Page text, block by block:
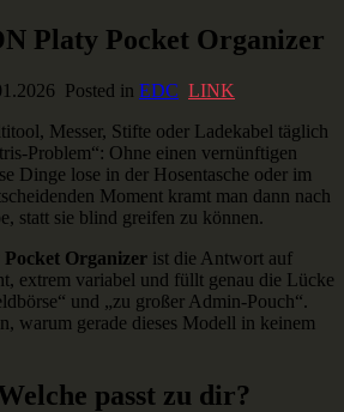
Platy Pocket Organizer
Posted in EDC LINK
Messer, Stifte oder Ladekabel täglich
Problem“: Ohne einen vernünftigen
Dinge lose in der Hosentasche oder im
Moment kramt man dann nach
statt sie blind greifen zu können.
Organizer ist die Antwort auf
extrem variabel und füllt genau die Lücke
und „zu großer Admin-Pouch“.
warum gerade dieses Modell in keinem
passt zu dir?